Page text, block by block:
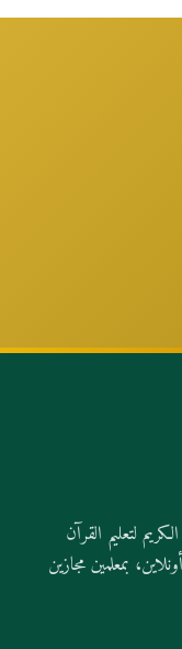
لتعليم القرآن
بمعلمين مجازين